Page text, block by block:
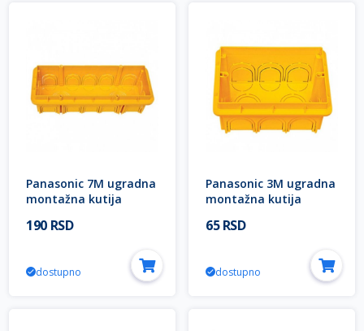
Panasonic 7M ugradna
montažna kutija
WVTC0783-4NC EU2
190 RSD
dostupno
Panasonic 3M ugradna
montažna kutija
WVTC0781-4NC EU2
65 RSD
dostupno